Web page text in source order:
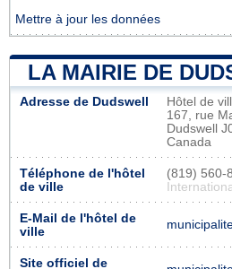
Mettre à jour les données
LA MAIRIE DE
Adresse de Dudswell
Hôtel de
167, rue
Dudswell
Canada
Téléphone de l'hôtel
de ville
(819) 560-
E-Mail de l'hôtel de
ville
Site officiel de